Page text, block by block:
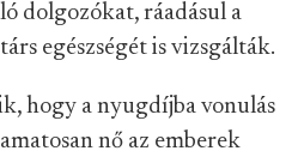
dolgozókat, ráadásul a
egészségét is vizsgálták.
hogy a nyugdíjba vonulás
nő az emberek